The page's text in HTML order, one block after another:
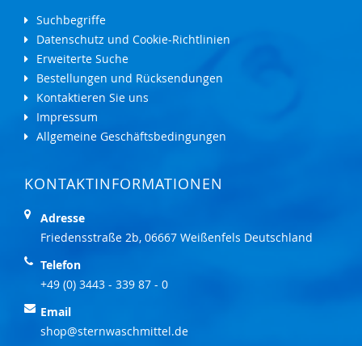
Suchbegriffe
Datenschutz und Cookie-Richtlinien
Erweiterte Suche
Bestellungen und Rücksendungen
Kontaktieren Sie uns
Impressum
Allgemeine Geschäftsbedingungen
KONTAKTINFORMATIONEN
Adresse
Friedensstraße 2b, 06667 Weißenfels Deutschland
Telefon
+49 (0) 3443 - 339 87 - 0
Email
shop@sternwaschmittel.de